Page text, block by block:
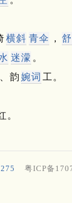
横斜 青伞 ，
迷濛 。
、韵 婉词 工。
。
粤ICP备